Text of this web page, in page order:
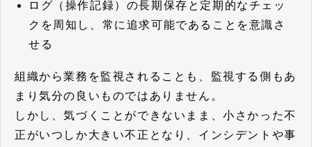
ログ（操作記録）の長期保存と定期的なチェッ
クを周知し、常に追求可能であることを意識さ
せる
組織から業務を監視されることも、監視する側もあ
まり気分の良いものではありません。
しかし、気づくことができないまま、小さかった不
正がいつしか大きい不正となり、インシデントや事